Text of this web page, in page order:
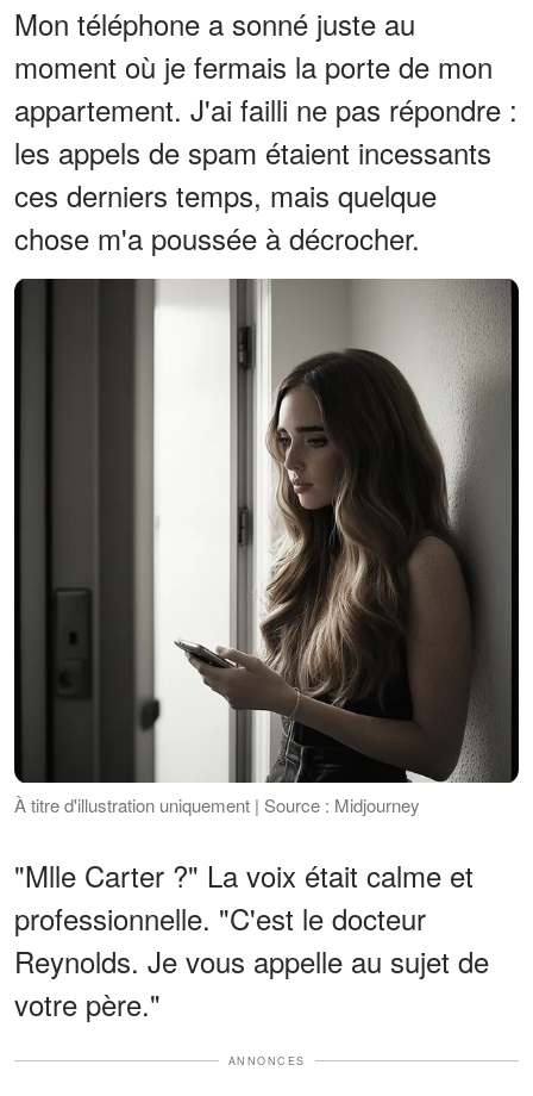
Mon téléphone a sonné juste au
moment où je fermais la porte de mon
appartement. J'ai failli ne pas répondre :
les appels de spam étaient incessants
ces derniers temps, mais quelque
chose m'a poussée à décrocher.
À titre d'illustration uniquement | Source : Midjourney
"Mlle Carter ?" La voix était calme et
professionnelle. "C'est le docteur
Reynolds. Je vous appelle au sujet de
votre père."
ANNONCES